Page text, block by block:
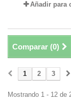
Añadir para
Comparar (0)
1 2 3
Mostrando 1 - 12 de